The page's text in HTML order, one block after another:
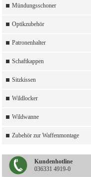
Mündungsschoner
Optikzubehör
Patronenhalter
Schaftkappen
Sitzkissen
Wildlocker
Wildwanne
Zubehör zur Waffenmontage
Kundenhotline
036331 4919-0